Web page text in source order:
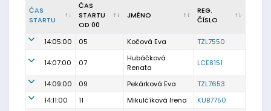
ČAS
STARTU
ČAS
STARTU
OD 00
JMÉNO
REG.
ČÍSLO
14:05:00 05 Kočová Eva TZL7550
14:07:00 07
Hubáčková
Renata
LCE8151
14:09:00 09 Pekárková Eva
TZL7653
14:11:00
11 Mikulčíková Irena
KUB7750